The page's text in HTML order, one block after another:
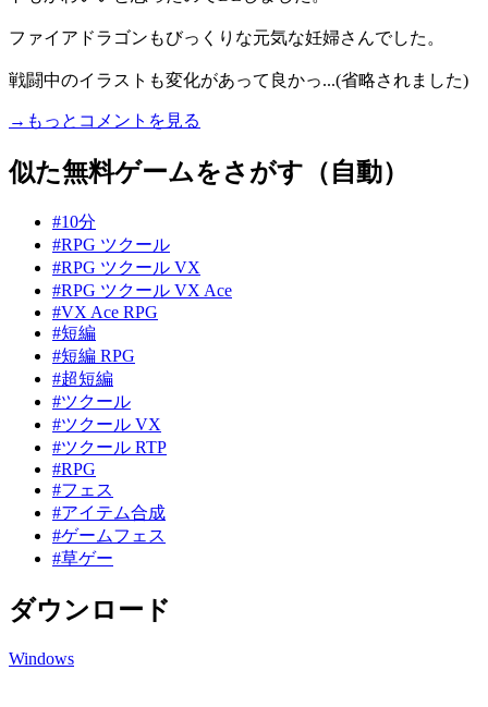
ファイアドラゴンもびっくりな元気な妊婦さんでした。
戦闘中のイラストも変化があって良かっ...(省略されました)
→もっとコメントを見る
似た無料ゲームをさがす（自動）
#10分
#RPG ツクール
#RPG ツクール VX
#RPG ツクール VX Ace
#VX Ace RPG
#短編
#短編 RPG
#超短編
#ツクール
#ツクール VX
#ツクール RTP
#RPG
#フェス
#アイテム合成
#ゲームフェス
#草ゲー
ダウンロード
Windows